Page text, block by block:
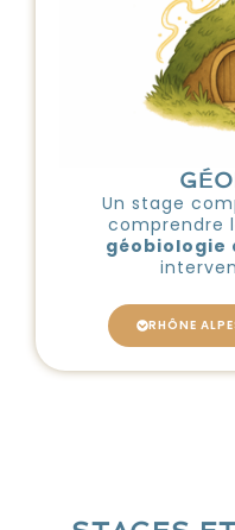
Un stage
comprendre
géobiologie
RHÔNE